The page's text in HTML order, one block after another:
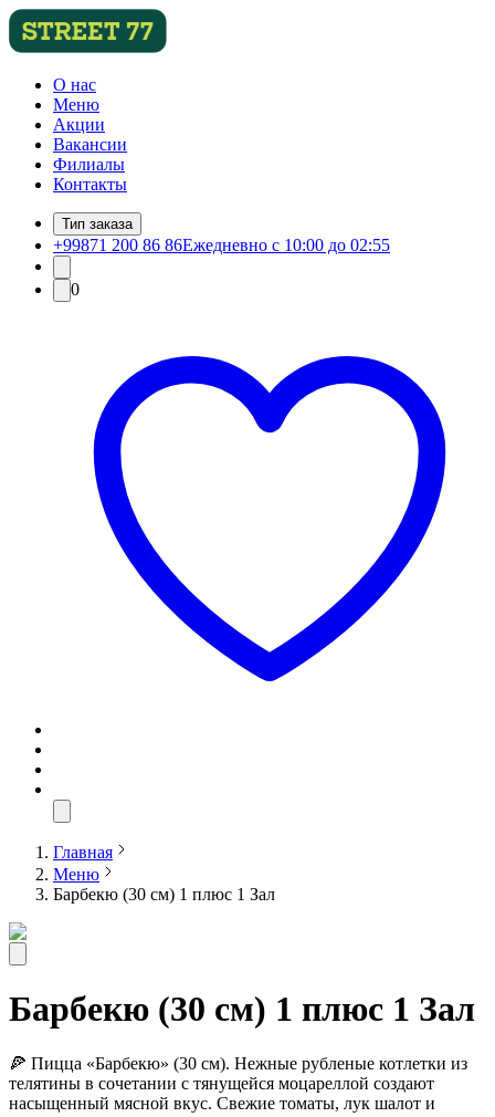
О нас
Меню
Акции
Вакансии
Филиалы
Контакты
Тип заказа
+99871 200 86 86Ежедневно с 10:00 до 02:55
0
Главная
Меню
Барбекю (30 см) 1 плюс 1 Зал
Барбекю (30 см) 1 плюс 1 Зал
🍕 Пицца «Барбекю» (30 см). Нежные рубленые котлетки из
телятины в сочетании с тянущейся моцареллой создают
насыщенный мясной вкус. Свежие томаты, лук шалот и